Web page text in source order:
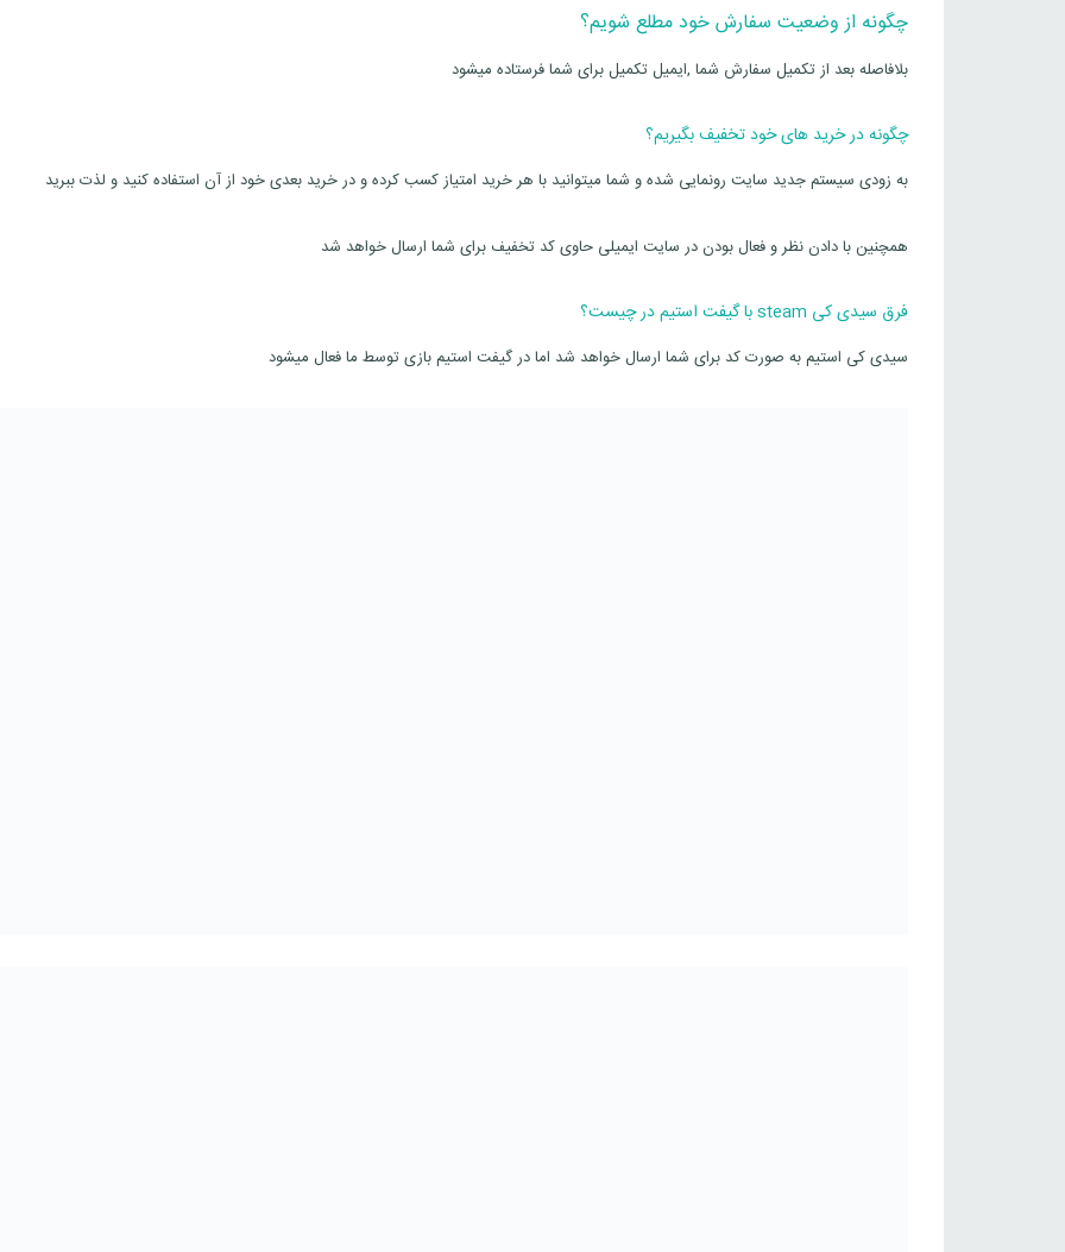
چگونه از وضعیت سفارش خود مطلع شویم؟
بلافاصله بعد از تکمیل سفارش شما ,ایمیل تکمیل برای شما فرستاده میشود
چگونه در خرید های خود تخفیف بگیریم؟
به زودی سیستم جدید سایت رونمایی شده و شما میتوانید با هر خرید امتیاز کسب کرده و در خرید بعدی خود از آن استفاده کنید و لذت ببرید
همچنین با دادن نظر و فعال بودن در سایت ایمیلی حاوی کد تخفیف برای شما ارسال خواهد شد
فرق سیدی کی steam با گیفت استیم در چیست؟
سیدی کی استیم به صورت کد برای شما ارسال خواهد شد اما در گیفت استیم بازی توسط ما فعال میشود